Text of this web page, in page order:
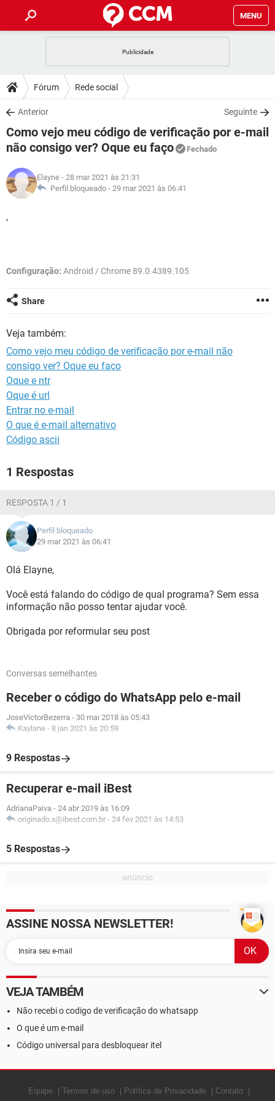
MENU
CELULAR
OUTLOOK
INSTAGRAM GMAIL
GUIA DE COMPRAS
DICAS
JOGOS
OUTLOOK EXCEL
GUIA DE COMPRAS
DOWNLOADS
JOGOS WHATSAPP
CELULAR FACEBOOK
OUTLOOK
INSTAGRAM
FÓRUM
CELULAR FACEBOOK
GLOSSÁRIO
JOGOS
Fórum Rede social
Anterior Seguinte
Como vejo meu código de verificação por e-mail
não consigo ver? Oque eu faço
Fechado
Elayne - 28 mar 2021 às 21:31
Perfil bloqueado - 29 mar 2021 às 06:41
,
Configuração: Android / Chrome 89.0.4389.105
Share
Veja também:
Como vejo meu código de verificação por e-mail não
consigo ver? Oque eu faço
Oque e ntr
Oque é url
Entrar no e-mail
O que é e-mail alternativo
Código ascii
1 Respostas
RESPOSTA 1 / 1
Perfil bloqueado
29 mar 2021 às 06:41
Olá Elayne,
Você está falando do código de qual programa? Sem essa
informação não posso tentar ajudar você.
Obrigada por reformular seu post
Conversas semelhantes
Receber o código do WhatsApp pelo e-mail
JoseVictorBezerra - 30 mai 2018 às 05:43
Kaylane - 8 jan 2021 às 20:59
9 Respostas
Recuperar e-mail iBest
AdrianaPaiva - 24 abr 2019 às 16:09
originado.x@ibest.com.br - 24 fev 2021 às 14:53
5 Respostas
ASSINE NOSSA NEWSLETTER!
VEJA TAMBÉM
Não recebi o codigo de verificação do whatsapp
O que é um e-mail
Código universal para desbloquear itel
Equipe Termos de uso Política de Privacidade Contato